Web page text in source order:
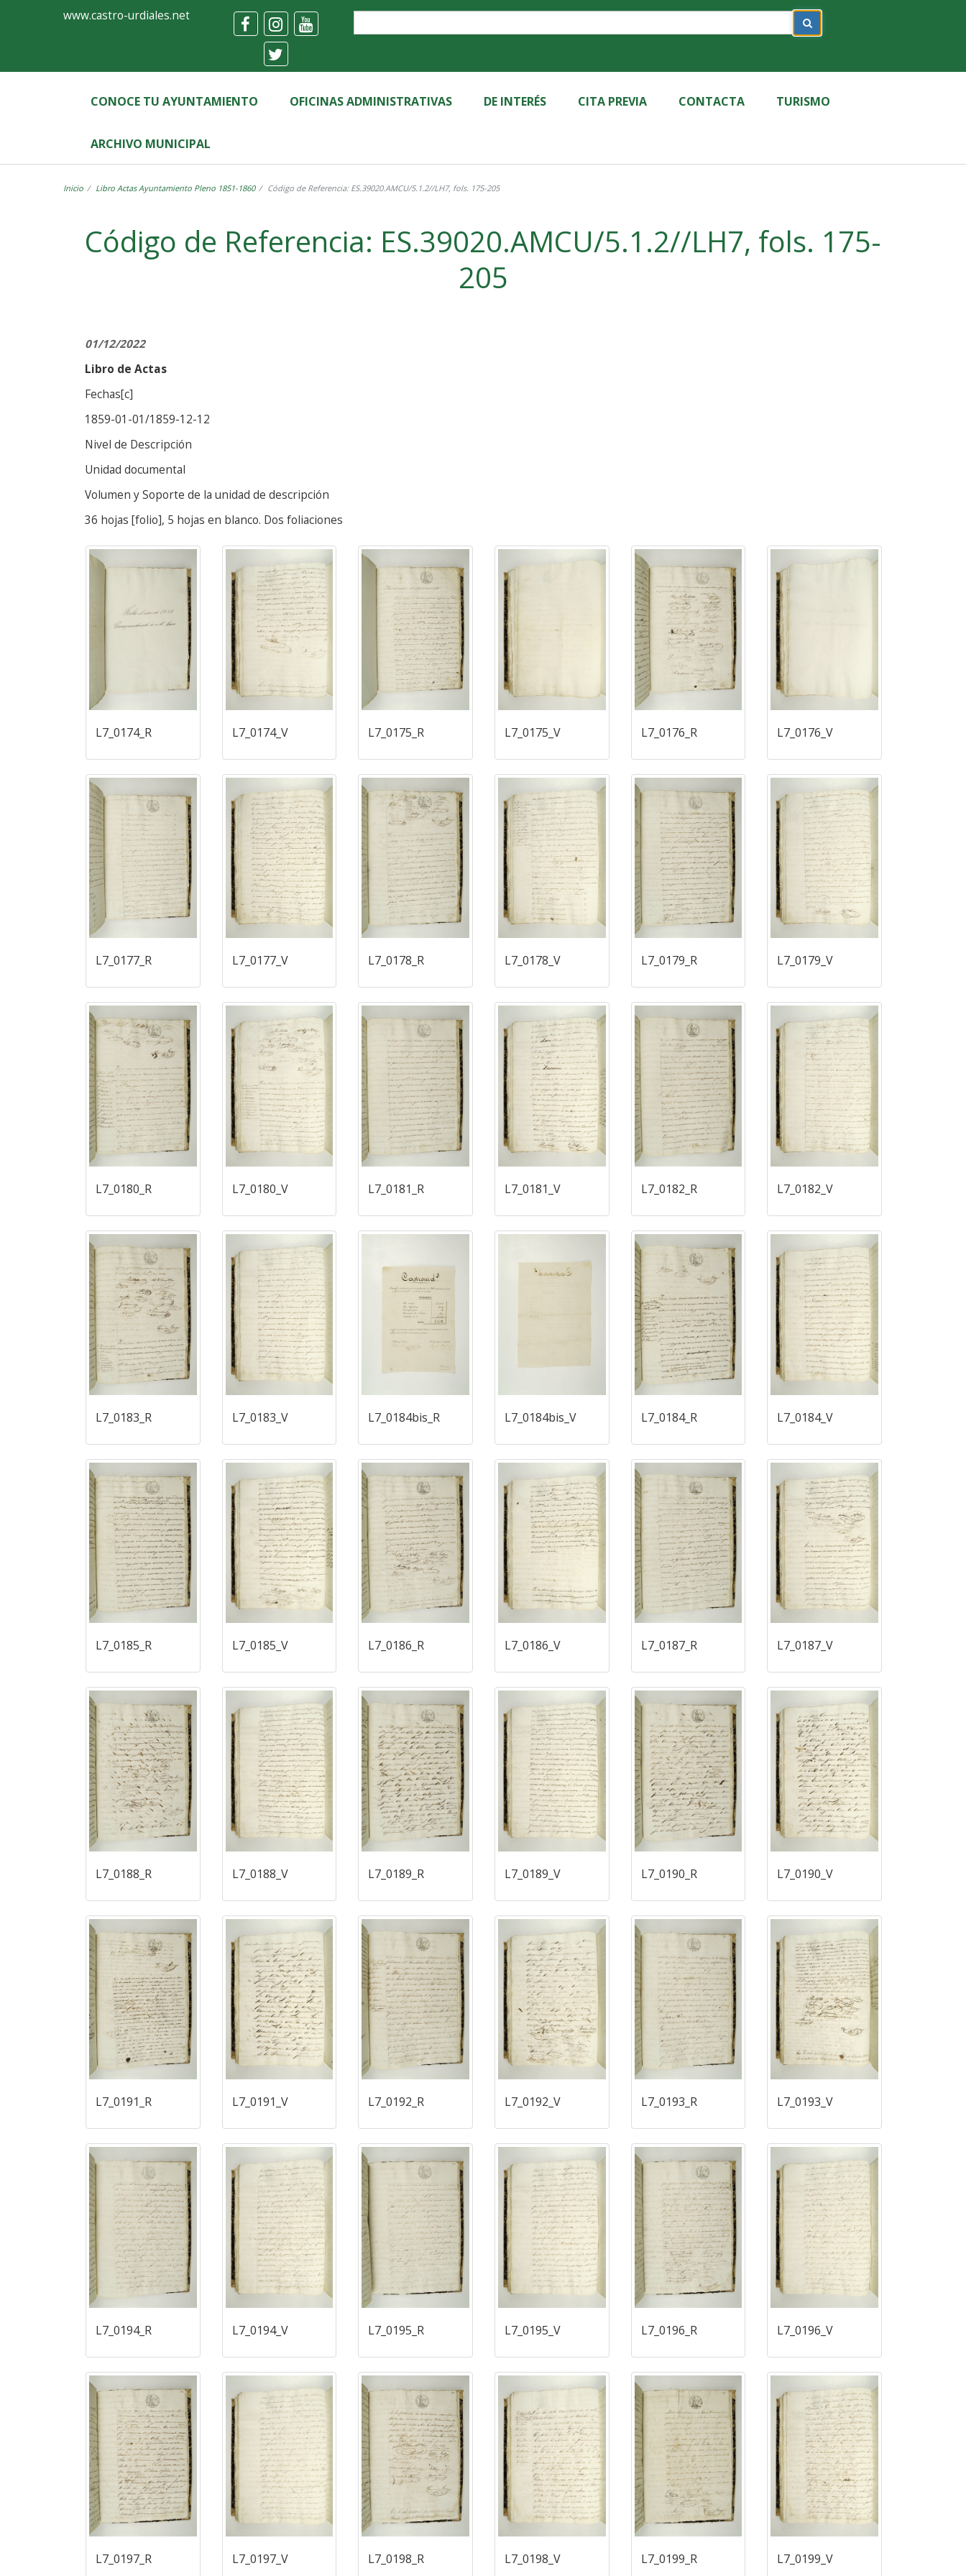
FormularioAyuntamiento
Castro-
Urdiales
www.castro-urdiales.net
CONOCE TU AYUNTAMIENTO OFICINAS ADMINISTRATIVAS DE INTERÉS CITA PREVIA CONTACTA TURISMO
ARCHIVO MUNICIPAL
Inicio Libro Actas Ayuntamiento Pleno 1851-1860 Código de Referencia: ES.39020.AMCU/5.1.2//LH7, fols. 175-205
Código de Referencia: ES.39020.AMCU/5.1.2//LH7, fols. 175-
205
01/12/2022
Libro de Actas
Fechas[c]
1859-01-01/1859-12-12
Nivel de Descripción
Unidad documental
Volumen y Soporte de la unidad de descripción
36 hojas [folio], 5 hojas en blanco. Dos foliaciones
L7_0174_R L7_0174_V L7_0175_R L7_0175_V L7_0176_R L7_0176_V
L7_0177_R L7_0177_V L7_0178_R L7_0178_V L7_0179_R L7_0179_V
L7_0180_R L7_0180_V L7_0181_R L7_0181_V L7_0182_R L7_0182_V
L7_0183_R L7_0183_V L7_0184bis_R L7_0184bis_V L7_0184_R L7_0184_V
L7_0185_R L7_0185_V L7_0186_R L7_0186_V L7_0187_R L7_0187_V
L7_0188_R L7_0188_V L7_0189_R L7_0189_V L7_0190_R L7_0190_V
L7_0191_R L7_0191_V L7_0192_R L7_0192_V L7_0193_R L7_0193_V
L7_0194_R L7_0194_V L7_0195_R L7_0195_V L7_0196_R L7_0196_V
L7_0197_R L7_0197_V L7_0198_R L7_0198_V L7_0199_R L7_0199_V